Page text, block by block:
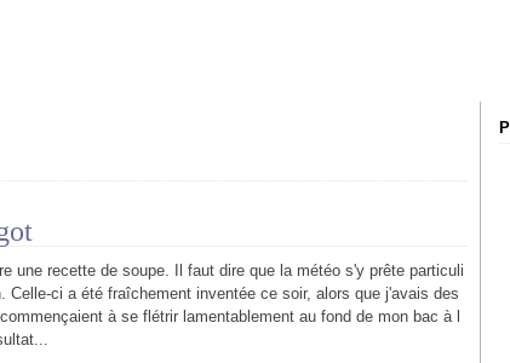
une recette de soupe. Il faut dire que la météo s'y prête particuli
Celle-ci a été fraîchement inventée ce soir, alors que j'avais des
à se flétrir lamentablement au fond de mon bac à l